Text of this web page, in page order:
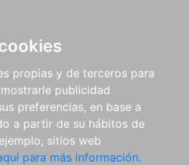
propias y de terceros para
publicidad
preferencias, en base a
a partir de su hábitos de
sitios web
para más información.